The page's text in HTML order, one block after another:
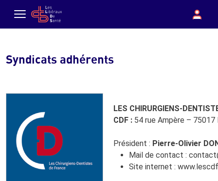
Aller au contenu principal
Menu
boutique
Syndicats adhérents
LES CHIRURGIENS-
CDF : 54 rue Ampère – 75017
Président : Pierre-Olivier
Mail de contact :
Site internet :